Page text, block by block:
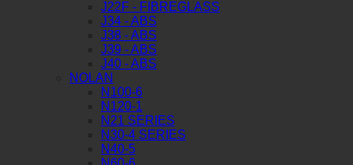
J22F - FIBREGLASS
J34 - ABS
J38 - ABS
J39 - ABS
J40 - ABS
NOLAN
N100-6
N120-1
N21 SERIES
N30-4 SERIES
N40-5